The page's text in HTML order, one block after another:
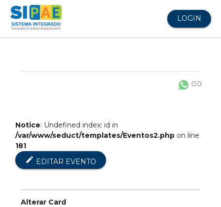
LOGIN
link
Notice: Undefined index: id in
/var/www/seduct/templates/Eventos2.php on line
181
edit EDITAR EVENTO
Alterar Card